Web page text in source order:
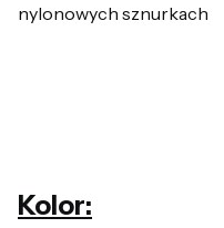
nylonowych sznurkach
Kolor: